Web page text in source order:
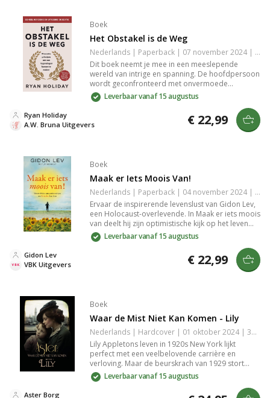
Boek
Het Obstakel is de Weg
Nederlands | Paperback | 07 november 2024 | 256 pagina's | 9789400518193
Dit boek neemt je mee in een meeslepende
wereld van intrige en spanning. De hoofdpersoon
wordt geconfronteerd met onvermoede
uitdagingen en geheimen uit het verleden,
waardoor de grenzen tussen goed en kwaad
diepgaande karakterontwikkeling houden je op
Leverbaar vanaf 15 augustus
A.W. Bruna Uitgevers
Ryan Holiday € 22,99
Boek
Maak er Iets Moois Van!
Nederlands | Paperback | 04 november 2024 | 224 pagina's | 9789023962496
Ervaar de inspirerende levenslust van Gidon Lev,
een Holocaust-overlevende. In Maak er iets moois
van deelt hij zijn optimistische kijk op het leven
ondanks verlies en tegenslag. Laat je raken door
zijn verhalen over passie, liefde en hoop, die je
helpen om nieuwe ogen te werpen op je eigen
Leverbaar vanaf 15 augustus
VBK Uitgevers
Gidon Lev € 22,99
Boek
Waar de Mist Niet Kan Komen - Lily
Nederlands | Hardcover | 01 oktober 2024 | 352 pagina's | 9789493341302
Lily Appletons leven in 1920s New York lijkt
perfect met een veelbelovende carrière en
verloving. Maar de beurskrach van 1929 stort
haar in de chaos van de Grote Depressie. Terwijl
ze worstelt om haar leven op te bouwen, komen
verborgen waarheden uit haar verleden boven en
Leverbaar vanaf 15 augustus
Aster Borg